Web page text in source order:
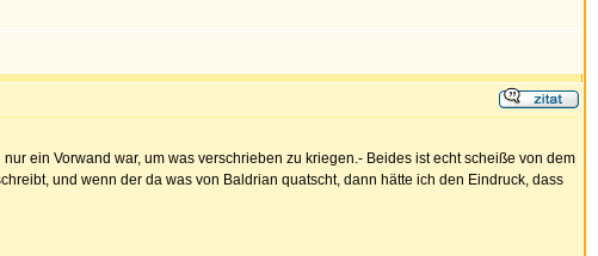
ein Vorwand war, um was verschrieben zu kriegen.- Beides ist echt scheiße von dem
und wenn der da was von Baldrian quatscht, dann hätte ich den Eindruck, dass